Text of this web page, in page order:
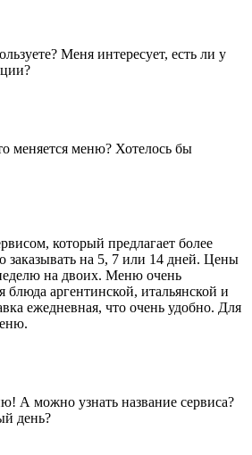
Меня интересует, есть ли у
меняется меню? Хотелось бы
который предлагает более
заказывать на 5, 7 или 14 дней. Цены
на двоих. Меню очень
блюда аргентинской, итальянской и
ежедневная, что очень удобно. Для
А можно узнать название сервиса?
день?